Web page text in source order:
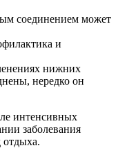
соединением может
нижних
нередко он
интенсивных
заболевания
отдыха.